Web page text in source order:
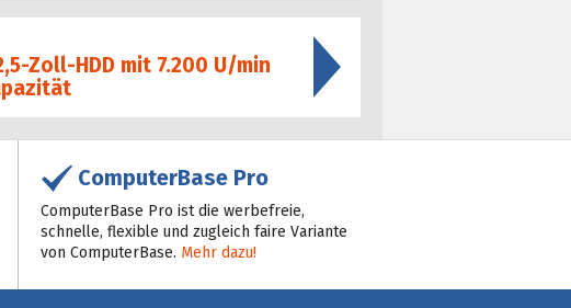
Zoll-HDD mit 7.200 U/min
ComputerBase Pro
ComputerBase Pro ist die werbefreie,
schnelle, flexible und zugleich faire Variante
von ComputerBase. Mehr dazu!